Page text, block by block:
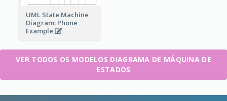
UML State Machine
Diagram: Phone
Example
VER TODOS OS MODELOS DIAGRAMA DE MÁQUINA DE
ESTADOS